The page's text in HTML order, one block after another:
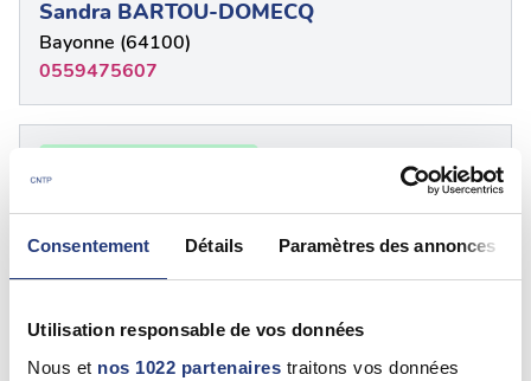
Consentement Détails Paramètres des annonces
Utilisation responsable de vos données
Nous et nos 1022 partenaires traitons vos données
Sandra BARTOU-DOMECQ
Bayonne (64100)
0559475607
Vincent DOAT
Bayonne (64100)
05 59 59 01 89
64 - {"num":"64","name":"Pyr\u00e9n\u00e9es